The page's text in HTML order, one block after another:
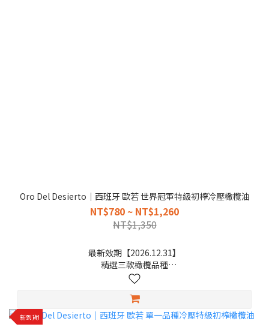
Oro Del Desierto｜西班牙 歐若 世界冠軍特級初榨冷壓橄欖油
NT$780 ~ NT$1,260
NT$1,350
最新效期【2026.12.31】
精選三款橄欖品種
清爽豐富的橄欖香氣口味，台灣熱賣，303強烈推薦~
✨還有單一品種特級初榨橄欖油可以選擇喔！
新到貨!